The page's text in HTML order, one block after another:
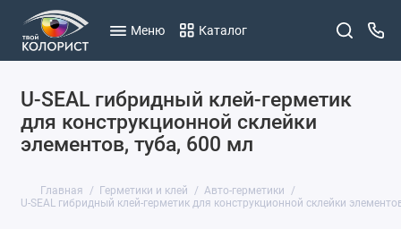
Меню Каталог
U-SEAL гибридный клей-герметик
для конструкционной склейки
элементов, туба, 600 мл
Главная Герметики и клей
Авто-герметики
U-SEAL гибридный клей-герметик для конструкционной склейки